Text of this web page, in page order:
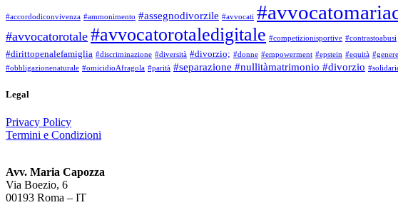
#accordodiconvivenza #ammonimento #assegnodivorzile #avvocati
#avvocatorotale #avvocatorotaledigitale #competizionisportive #contrastoabusi
#dirittopenalefamiglia #discriminazione #diversità #divorzio; #donne #empowerment #epstein #equità #genere
#obbligazionenaturale #omicidioAfragola #parità #separazione #nullitàmatrimonio #divorzio
Legal
Privacy Policy
Termini e Condizioni
Avv. Maria Capozza
Via Boezio, 6
00193 Roma – IT